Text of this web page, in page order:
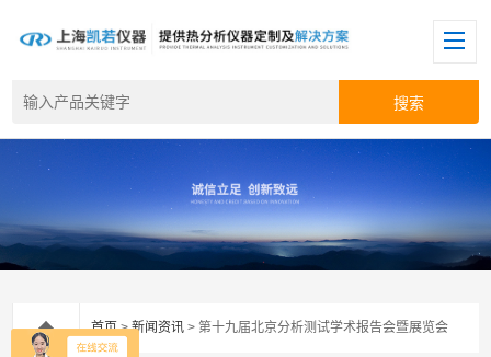
首页>新闻资讯 > 第十九届北京分析测试学术报告会暨展览会